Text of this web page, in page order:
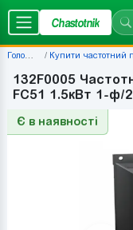
Chastotnik
Головна Купити частотний
132F0005
FC51 1.5кВт 1-ф/
Є в наявності